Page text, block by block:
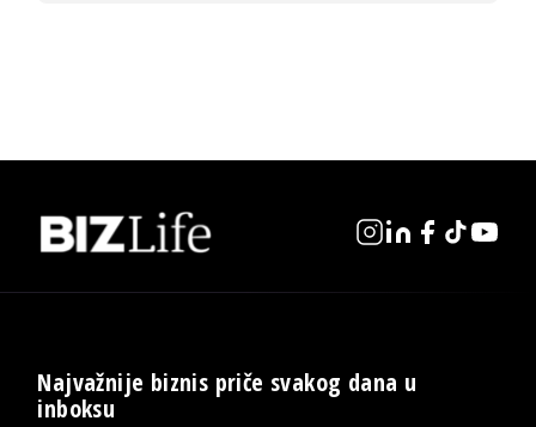
Najvažnije biznis priče svakog dana u
inboksu